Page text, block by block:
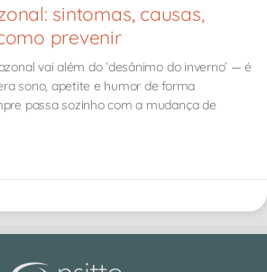
sintomas, causas,
prevenir
vai além do ‘desânimo do inverno’ — é
sono, apetite e humor de forma
passa sozinho com a mudança de